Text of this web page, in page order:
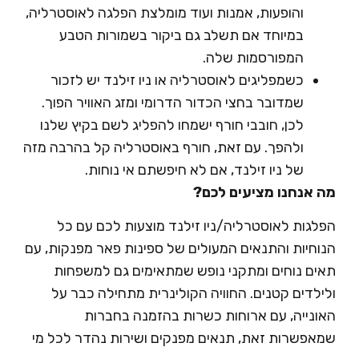
והופעות, אמנות ועוד מומלצת הפלגה לאוסטרליה,
במיוחד אם תשלב גם ביקור בשמורות הטבע
המפורסמות שלה.
כשמפליגים לאוסטרליה או ניו זילנד יש לזכור
שמדובר בחצי הכדור הדרומי ומזג האוויר הפוך.
לכן, חובבי חורף ישמחו להפליג לשם בקיץ שלנו
ולהפך. עם זאת, חורף באוסטרליה קל בהרבה מזה
של ניו זילנד, אם לא חיפשתם אי נוחות.
אנחנו מציעים לכם?
לאוסטרליה/ניו זילנד מוצעות לכם עם כל
והתנאים המעולים של ספינות פאר מפנקות, עם
נוחים ומתקני נופש שמתאימים גם למשפחות
קטנים. החוויה הקולינרית מתחילה כבר על
עם ארוחות כשרות בהזמנה בחברות
זאת, תנאים מפנקים ושירות נהדר לכל מי